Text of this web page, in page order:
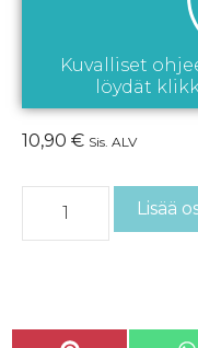
Kuvalliset
löydät
10,90 € Sis. ALV
Lisää